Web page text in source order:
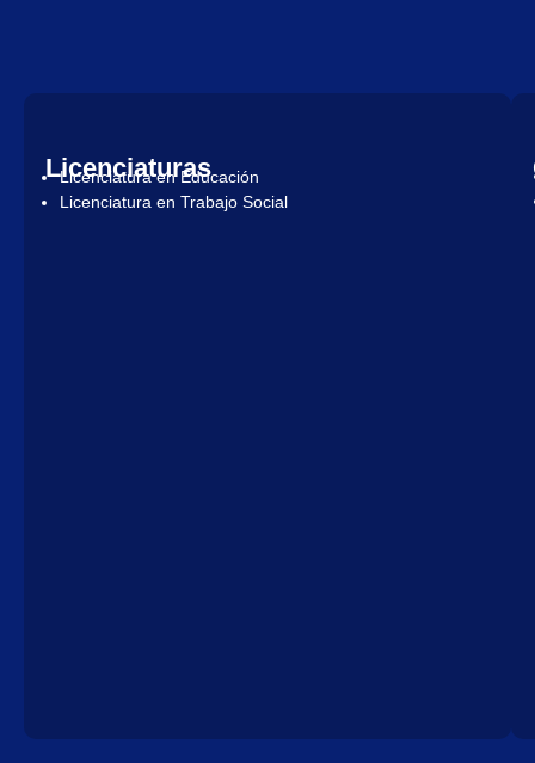
Licenciaturas
Licenciatura en Educación
Licenciatura en Trabajo Social